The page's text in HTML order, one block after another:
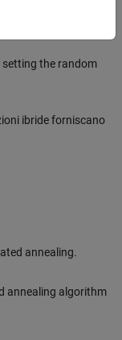
problem. Uses a
the random
ibride forniscano
annealing.
annealing algorithm